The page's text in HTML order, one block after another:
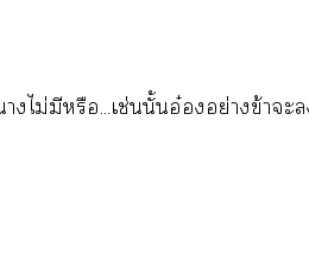
ไม่มีหรือ...เช่นนั้นอ๋องอย่างข้าะ